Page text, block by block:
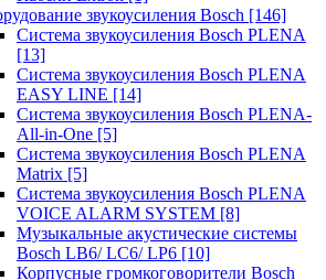
звукоусиления Bosch [146]
Система звукоусиления Bosch PLENA
[13]
Система звукоусиления Bosch PLENA
EASY LINE [14]
Система звукоусиления Bosch PLENA-
All-in-One [5]
Система звукоусиления Bosch PLENA
Matrix [5]
Система звукоусиления Bosch PLENA
VOICE ALARM SYSTEM [8]
Музыкальные акустические системы
Bosch LB6/ LC6/ LP6 [10]
Корпусные громкоговорители Bosch